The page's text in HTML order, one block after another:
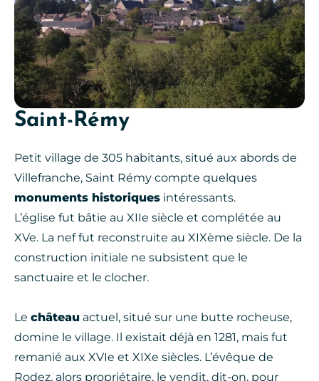
Saint-Rémy
Petit village de 305 habitants, situé aux abords de
Villefranche, Saint Rémy compte quelques
monuments historiques intéressants.
L’église fut bâtie au XIIe siècle et complétée au
XVe. La nef fut reconstruite au XIXème siècle. De la
construction initiale ne subsistent que le
sanctuaire et le clocher.
Le château actuel, situé sur une butte rocheuse,
domine le village. Il existait déjà en 1281, mais fut
remanié aux XVIe et XIXe siècles. L’évêque de
Rodez, alors propriétaire, le vendit, dit-on, pour